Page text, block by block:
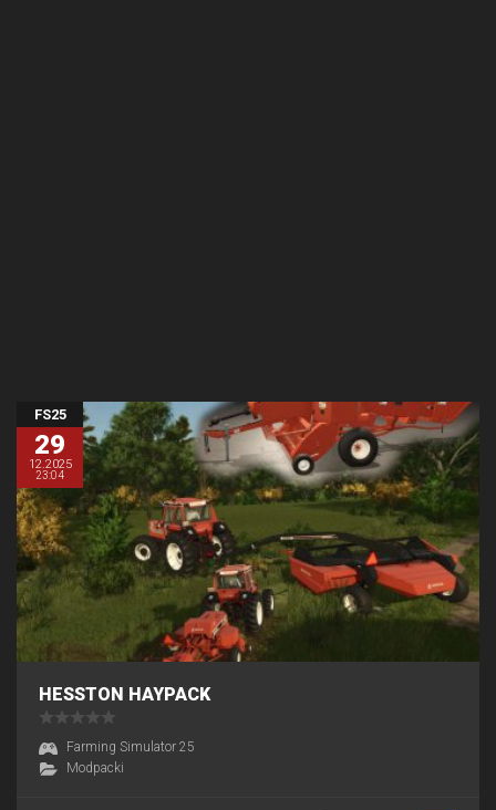
FS25
29
12.2025
23:04
HESSTON HAYPACK
Farming Simulator 25
Modpacki